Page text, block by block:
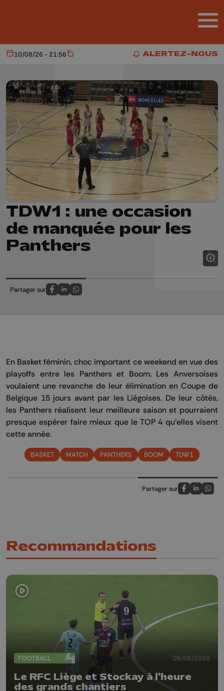
ALERTEZ-NOUS
ALERTEZ-NOUS
Aujourd'hui
10/08/26 - 21:56 Météo
TDW1 : une occasion
de manquée pour les
Panthers
Partager sur
Partagez sur FaceBook
Partagez sur LinkedIn
Partagez sur Whatsapp
En Basket féminin, choc important ce weekend en vue des
playoffs entre les Panthers et Boom. Les Anversoises
voulaient une revanche de leur élimination en Coupe de
Belgique 15 jours avant par les Liégoises. De leur côtés,
les Panthers réalisent leur meilleure saison et pourraient
presque espérer faire mieux que le TOP 4 qu'elles visent
cette année.
BASKET MATCH PANTHERS BOOM TDW1
Partager sur
Partagez sur
Partagez
Recommandations
FOOTBALL 06/08/2026
Le RFC Liège et Stockay à l'heure
des grands chantiers